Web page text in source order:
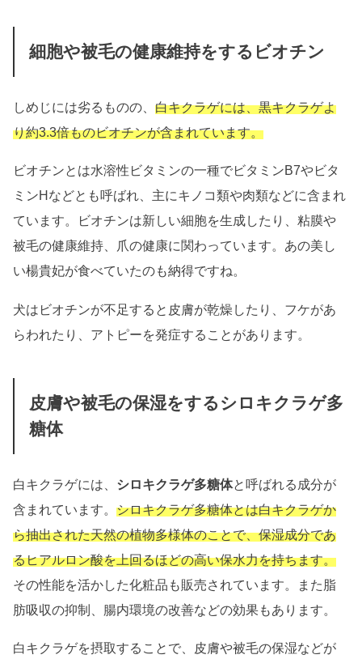
細胞や被毛の健康維持をするビオチン
しめじには劣るものの、白キクラゲには、黒キクラゲよ
り約3.3倍ものビオチンが含まれています。
ビオチンとは水溶性ビタミンの一種でビタミンB7やビタ
ミンHなどとも呼ばれ、主にキノコ類や肉類などに含まれ
ています。ビオチンは新しい細胞を生成したり、粘膜や
被毛の健康維持、爪の健康に関わっています。あの美し
い楊貴妃が食べていたのも納得ですね。
犬はビオチンが不足すると皮膚が乾燥したり、フケがあ
らわれたり、アトピーを発症することがあります。
皮膚や被毛の保湿をするシロキクラゲ多
糖体
白キクラゲには、 シロキクラゲ多糖体と呼ばれる成分が
含まれています。シロキクラゲ多糖体とは白キクラゲか
ら抽出された天然の植物多様体のことで、保湿成分であ
るヒアルロン酸を上回るほどの高い保水力を持ちます。
その性能を活かした化粧品も販売されています。また脂
肪吸収の抑制、腸内環境の改善などの効果もあります。
白キクラゲを摂取することで、皮膚や被毛の保湿などが